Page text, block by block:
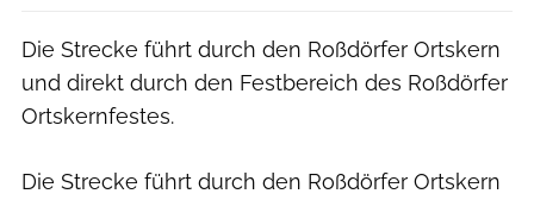
Die Strecke führt durch den Roßdörfer Ortskern
und direkt durch den Festbereich des Roßdörfer
Ortskernfestes.
Die Strecke führt durch den Roßdörfer Ortskern